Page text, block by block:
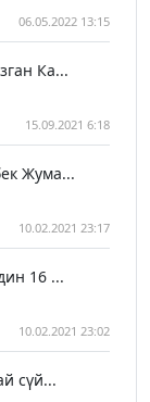
06.05.2022 13:15
Ка...
15.09.2021 6:18
Жума...
10.02.2021 23:17
16 ...
10.02.2021 23:02
сүй...